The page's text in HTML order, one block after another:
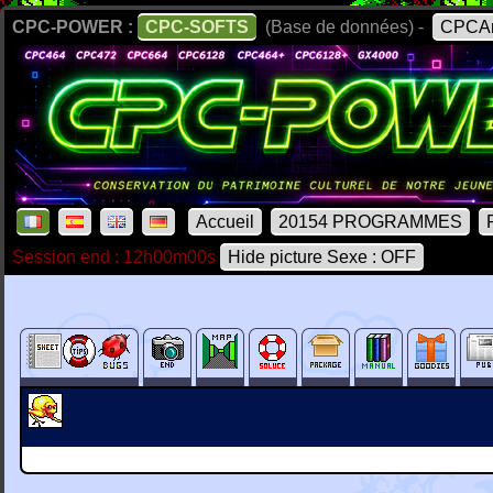
CPC-POWER : CPC-SOFTS (Base de données) -
Accueil 20154 PROGRAMMES
Session end : 12h00m00s
Hide picture Sexe : OFF